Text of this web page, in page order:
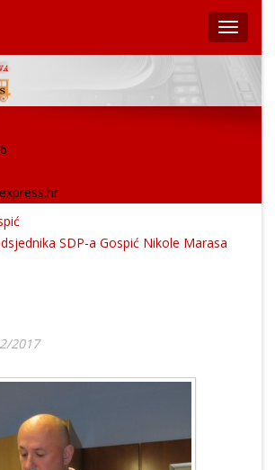
SDP-a Gospić Nikole Marasa
2017